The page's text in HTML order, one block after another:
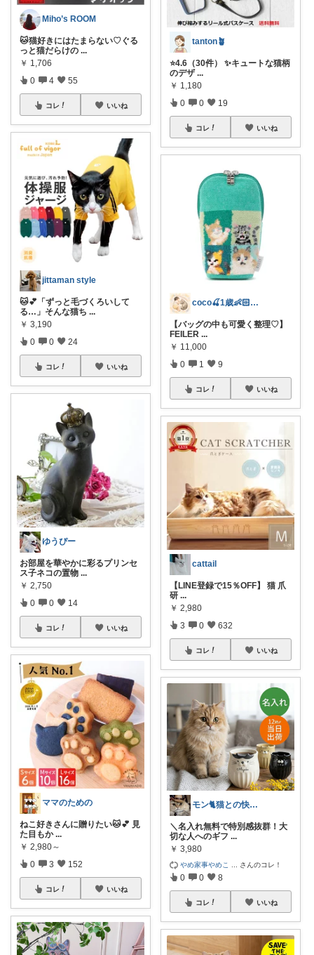
Miho’s ROOM
🐱猫好きにはたまらない♡ぐる
っと猫だらけの ...
￥ 1,706
0 4 55
コレ いいね
jittaman style
🐱💕「ずっと毛づくろいして
る…」そんな猫ち ...
￥ 3,190
0 0 24
コレ いいね
ゆうぴー
お部屋を華やかに彩るプリンセ
ス子ネコの置物 ...
￥ 2,750
0 0 14
コレ いいね
ママのための
ねこ好きさんに贈りたい🐱💕 見
た目もか ...
￥ 2,980～
0 3 152
コレ いいね
tanton🪴
⭐4.6（30件） ✨キュートな猫柄
のデザ ...
￥ 1,180
0 0 19
コレ いいね
coco🍒1歳👶🏻5歳🐈
【バッグの中も可愛く整理♡】
FEILER ...
￥ 11,000
0 1 9
コレ いいね
cattail
【LINE登録で15％OFF】 猫 爪
研 ...
￥ 2,980
3 0 632
コレ いいね
モン🐈猫との快適な暮らし
＼名入れ無料で特別感抜群！大
切な人へのギフ ...
￥ 3,980
やめ家事やめこ さんのコレ！
0 0 8
コレ いいね